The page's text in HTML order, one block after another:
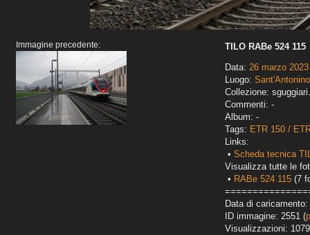
Immagine precedente:
TILO RABe 524 115
Data: 26 marzo 2023
Luogo: Sant'Antonino
Collezione:
Commenti: -
Album: -
Tags: ETR 150 /
Links:
• Scheda tecnica
Visualizza tutte le
• RABe 524 115 (7
Data di
ID immagine: 2551 (
Visualizzazioni: 1079